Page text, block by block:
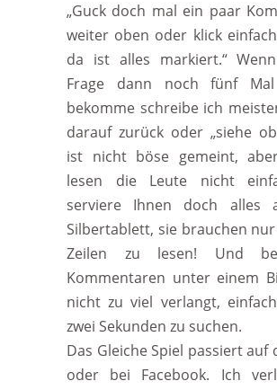
„Guck doch mal ein paar
weiter oben oder klick
da ist alles markiert.“
Frage dann noch fünf
bekomme schreibe ich
darauf zurück oder „siehe
ist nicht böse gemeint,
lesen die Leute nicht
serviere Ihnen doch alles
Silbertablett, sie brauchen
Zeilen zu lesen! Und
Kommentaren unter einem
nicht zu viel verlangt,
zwei Sekunden zu suchen.
Das Gleiche Spiel passiert auf
oder bei Facebook. Ich